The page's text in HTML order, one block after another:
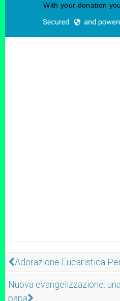
Adorazione Eucaristica
Nuova evangelizzazione:
papa